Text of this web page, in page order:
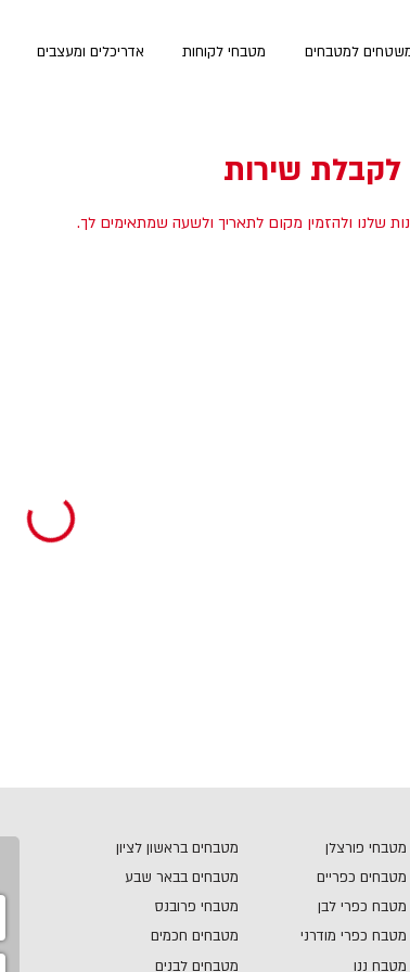
למטבחים מטבחי לקוחות אדריכלים ומעצבים
לקבלת שירות
שלנו ולהזמין מקום לתאריך ולשעה שמתאימים לך.
מטבחים בראשון לציון
מטבחים בבאר שבע
מטבחי פרובנס
מטבחים חכמים
מטבחים לבנים
מטבחי פורצלן
מטבחים כפריים
מטבח כפרי לבן
מטבח כפרי מודרני
מטבח ננו